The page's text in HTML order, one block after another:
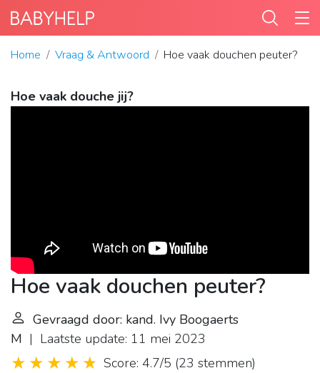
Home Vraag & Antwoord Hoe vaak douchen peuter?
Hoe vaak douche jij?
Hoe vaak douchen peuter?
Gevraagd door: kand. Ivy Boogaerts
M | Laatste update: 11 mei 2023
Score: 4.7/5 (23 stemmen)